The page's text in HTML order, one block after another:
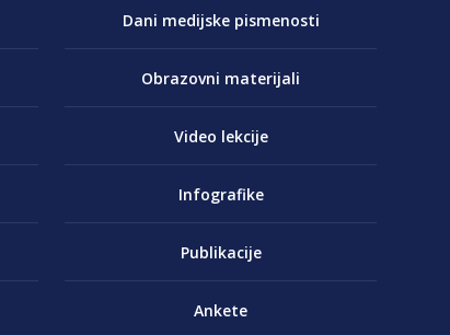
Dani medijske pismenosti
Obrazovni materijali
Video lekcije
Infografike
Publikacije
Ankete